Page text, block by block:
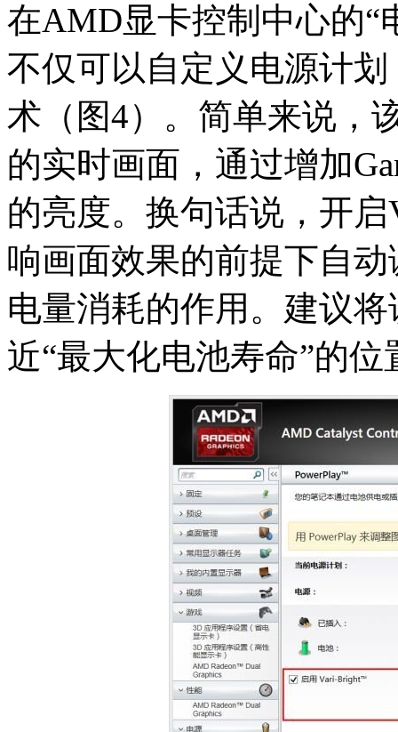
在AMD显卡控制中心的“
不仅可以自定义电源计
术（图4）。简单来说，
的实时画面，通过增加
的亮度。换句话说，开
响画面效果的前提下自
电量消耗的作用。建议
近“最大化电池寿命”的位